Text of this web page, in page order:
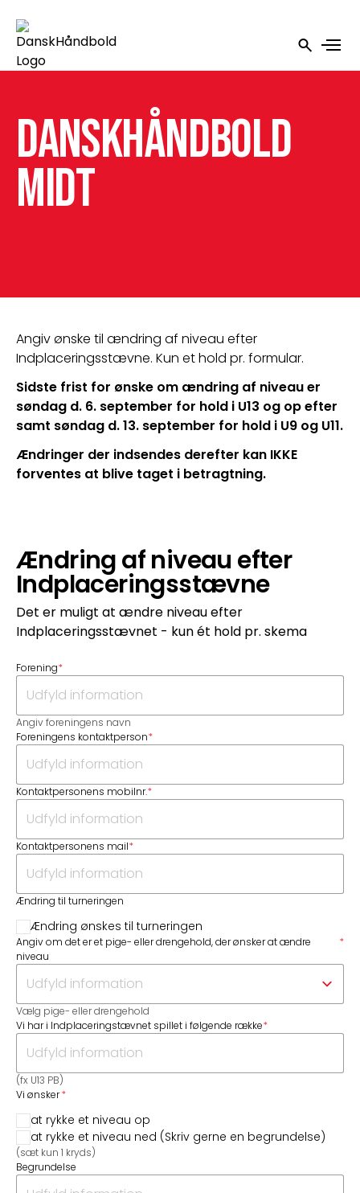
DanskHåndbold
Midt
Angiv ønske til ændring af niveau efter
Indplaceringsstævne. Kun et hold pr. formular.
Sidste frist for ønske om ændring af niveau er
søndag d. 6. september for hold i U13 og op efter
samt søndag d. 13. september for hold i U9 og U11.
Ændringer der indsendes derefter kan IKKE
forventes at blive taget i betragtning.
Ændring af niveau efter
Indplaceringsstævne
Det er muligt at ændre niveau efter
Indplaceringsstævnet - kun ét hold pr. skema
Forening*
Angiv foreningens navn
Foreningens kontaktperson*
Kontaktpersonens mobilnr.*
Kontaktpersonens mail*
Ændring til turneringen
Ændring ønskes til turneringen
Angiv om det er et pige- eller drengehold, der ønsker at ændre
niveau
*
Vælg pige- eller drengehold
Vi har i Indplaceringstævnet spillet i følgende række*
(fx U13 PB)
Vi ønsker
at rykke et niveau op
at rykke et niveau ned (Skriv gerne en begrundelse)
(sæt kun 1 kryds)
Begrundelse